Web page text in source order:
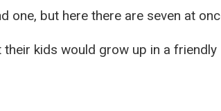
one, but here there are seven at
kids would grow up in a friendly